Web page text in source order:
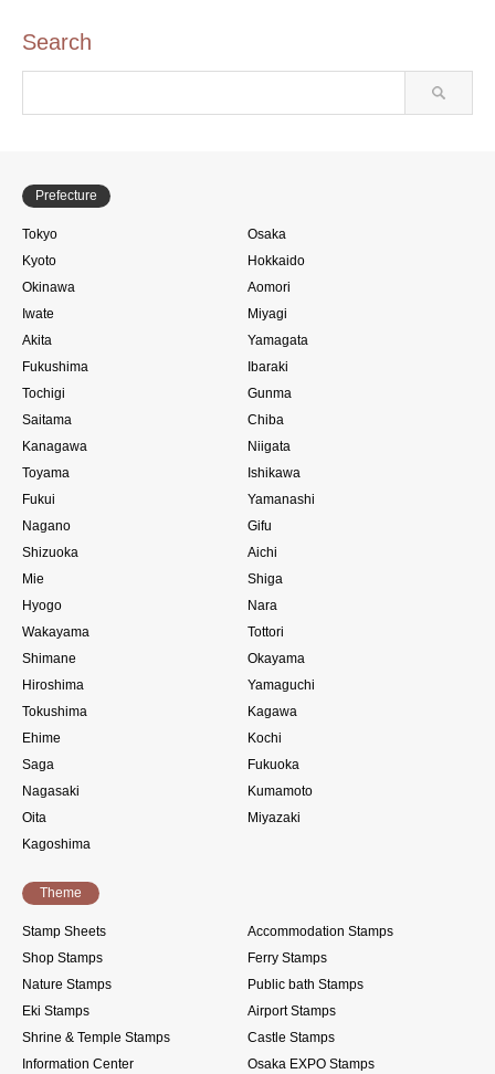
Search
Prefecture
Tokyo
Osaka
Kyoto
Hokkaido
Okinawa
Aomori
Iwate
Miyagi
Akita
Yamagata
Fukushima
Ibaraki
Tochigi
Gunma
Saitama
Chiba
Kanagawa
Niigata
Toyama
Ishikawa
Fukui
Yamanashi
Nagano
Gifu
Shizuoka
Aichi
Mie
Shiga
Hyogo
Nara
Wakayama
Tottori
Shimane
Okayama
Hiroshima
Yamaguchi
Tokushima
Kagawa
Ehime
Kochi
Saga
Fukuoka
Nagasaki
Kumamoto
Oita
Miyazaki
Kagoshima
Theme
Stamp Sheets
Accommodation Stamps
Shop Stamps
Ferry Stamps
Nature Stamps
Public bath Stamps
Eki Stamps
Airport Stamps
Shrine & Temple Stamps
Castle Stamps
Information Center
Osaka EXPO Stamps